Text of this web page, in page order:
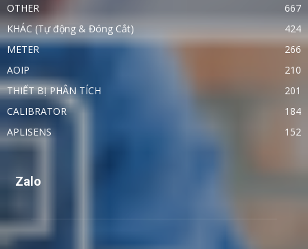
OTHER
667
KHÁC (Tự động & Đóng Cắt)
424
METER
266
AOIP
210
THIẾT BỊ PHÂN TÍCH
201
CALIBRATOR
184
APLISENS
152
Zalo